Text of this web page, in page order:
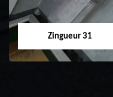
Zingueur 31